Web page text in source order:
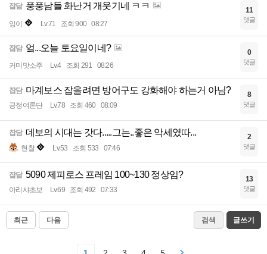
잡담 풍풍남들 화난거 개웃기네 ㅋㅋ
잉이 Lv.71 조회 900 08:27
11
댓글
잡담 엌...오늘 토요일이네?
커미맛소주 Lv.4 조회 291 08:26
0
댓글
잡담 마계보스 잡을려면 방어구도 강화해야 하는거 아님?
긍정여론단 Lv.78 조회 460 08:09
8
댓글
잡담 데보의 시대는 갓다.....그는..좋은 악세였따...
현찰 Lv.53 조회 533 07:46
2
댓글
잡담 5090 제피로스 프레임 100~130 정상임?
아리샤초보 Lv.69 조회 492 07:33
13
댓글
최근 다음 검색 글쓰기